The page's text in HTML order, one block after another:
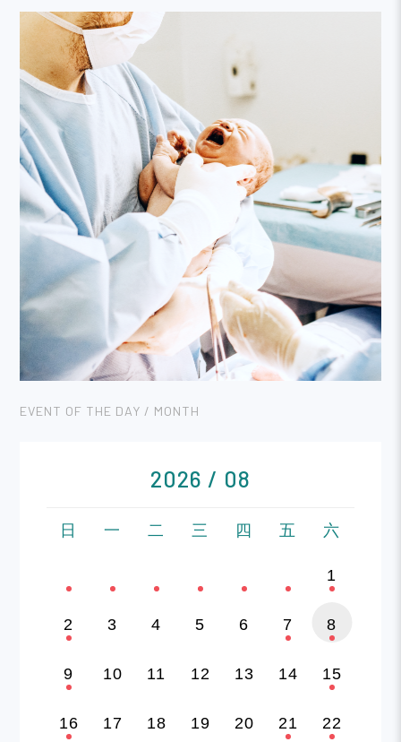
線上列印收據流程說明
2020.04.06 學會會務
本網站建議以Firefox或Google Chrome等瀏覽器瀏覽。
2026.06.03 學會會務
6/7 (日) 上午【2026 AT (America-Taiwan) Joint Conference】
相關視訊及簽到連結
EVENT OF THE DAY / MONTH
2026 / 08
日 一 二 三 四 五 六
1
2 3 4 5 6 7 8
9 10 11 12 13 14 15
16 17 18 19 20 21 22